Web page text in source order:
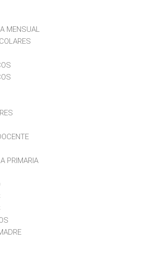
MENSUAL
PRIMARIA